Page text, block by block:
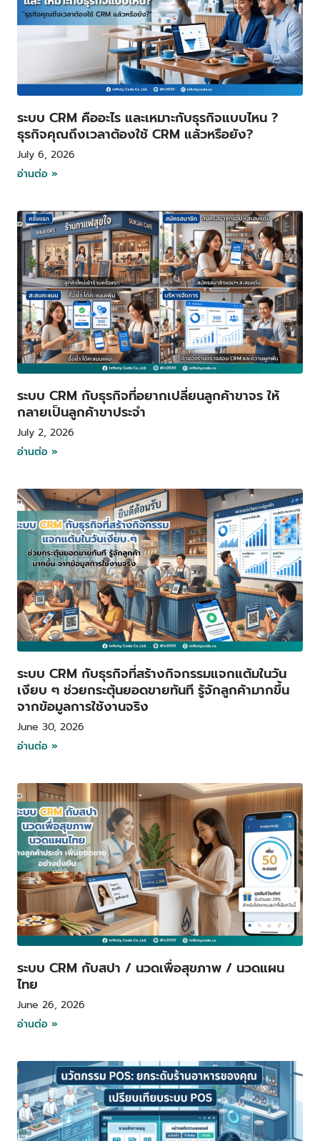
ระบบ CRM คืออะไร และเหมาะกับธุรกิจแบบไหน ?
ธุรกิจคุณถึงเวลาต้องใช้ CRM แล้วหรือยัง?
July 6, 2026
อ่านต่อ »
ระบบ CRM กับธุรกิจที่อยากเปลี่ยนลูกค้าขาจร ให้
กลายเป็นลูกค้าขาประจำ
July 2, 2026
อ่านต่อ »
ระบบ CRM กับธุรกิจที่สร้างกิจกรรมแจกแต้มในวัน
เงียบ ๆ ช่วยกระตุ้นยอดขายทันที รู้จักลูกค้ามากขึ้น
จากข้อมูลการใช้งานจริง
June 30, 2026
อ่านต่อ »
ระบบ CRM กับสปา / นวดเพื่อสุขภาพ / นวดแผน
ไทย
June 26, 2026
อ่านต่อ »